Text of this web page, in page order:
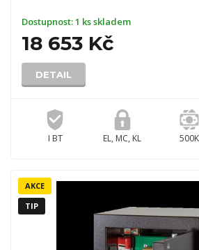
Dostupnost:1 ks skladem
18 653 Kč
DETAIL
I BT EL, MC, KL 500K
AKCE
TIP